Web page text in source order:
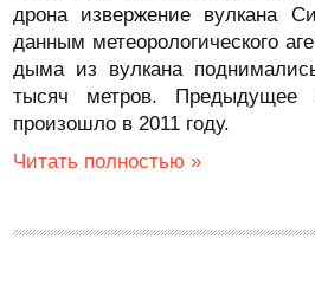
дрона извержение вулкана
данным метеорологического
дыма из вулкана
тысяч метров. Предыдущее
произошло в 2011 году.
Читать полностью »